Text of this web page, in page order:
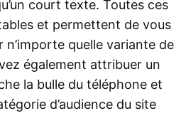
court texte. Toutes ces
et permettent de vous
quelle variante de
également attribuer un
la bulle du téléphone et
d’audience du site